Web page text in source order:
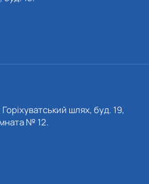
шлях, буд. 19,
№ 12.